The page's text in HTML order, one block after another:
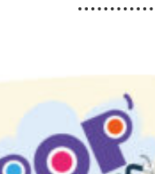
consommation de poissons
déconseillée.